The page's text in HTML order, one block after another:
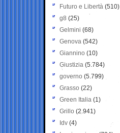
Futuro e Libertà (510)
g8 (25)
Gelmini (68)
Genova (542)
Giannino (10)
Giustizia (5.784)
governo (5.799)
Grasso (22)
Green Italia (1)
Grillo (2.941)
Idv (4)